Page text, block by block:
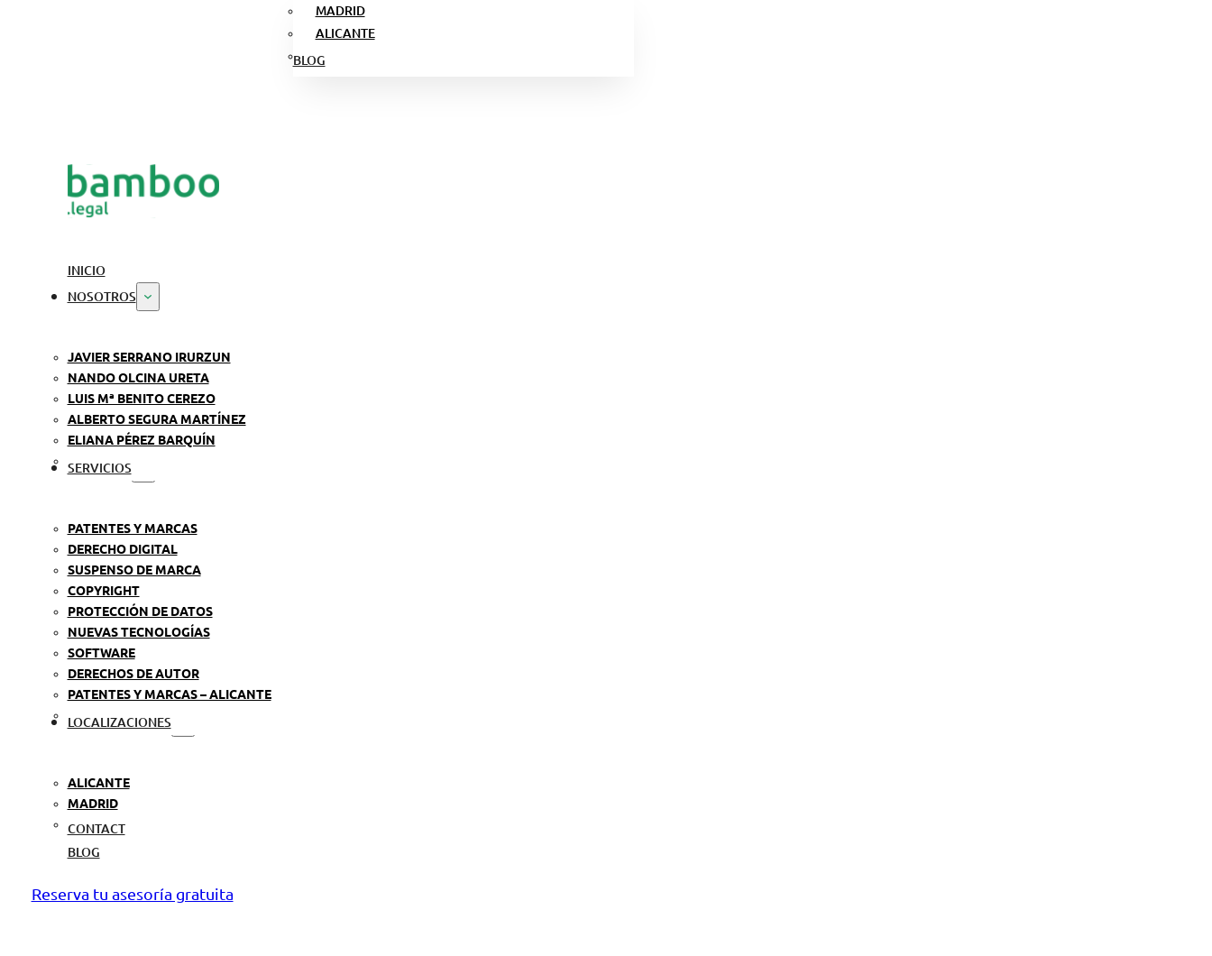
MADRID
ALICANTE
BLOG
INICIO
NOSOTROS
JAVIER SERRANO IRURZUN
NANDO OLCINA URETA
LUIS Mª BENITO CEREZO
ALBERTO SEGURA MARTÍNEZ
ELIANA PÉREZ BARQUÍN
SERVICIOS
PATENTES Y MARCAS
DERECHO DIGITAL
SUSPENSO DE MARCA
COPYRIGHT
PROTECCIÓN DE DATOS
NUEVAS TECNOLOGÍAS
SOFTWARE
DERECHOS DE AUTOR
PATENTES Y MARCAS – ALICANTE
LOCALIZACIONES
ALICANTE
MADRID
CONTACT
BLOG
Reserva tu asesoría gratuita